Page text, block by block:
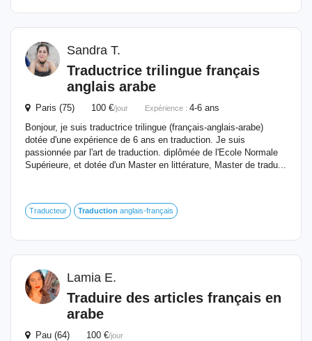
Sandra T.
Traductrice trilingue français
anglais arabe
Paris (75) 100 €/jour Expérience : 4-6 ans
Bonjour, je suis traductrice trilingue (français-anglais-arabe)
dotée d'une expérience de 6 ans en traduction. Je suis
passionnée par l'art de traduction. diplômée de l'Ecole Normale
Supérieure, et dotée d'un Master en littérature, Master de tradu...
Traducteur Traduction anglais-français
Lamia E.
Traduire des articles français en
arabe
Pau (64) 100 €/jour